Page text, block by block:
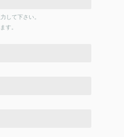
して下さい。
す。